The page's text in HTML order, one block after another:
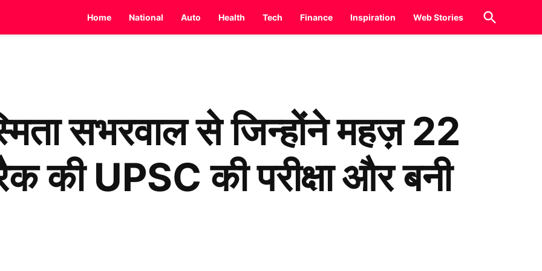
Home National Auto Health Tech Finance Inspiration Web Stories
Open
Search
सभरवाल से जिन्होंने महज़ 22
की UPSC की परीक्षा और बनी